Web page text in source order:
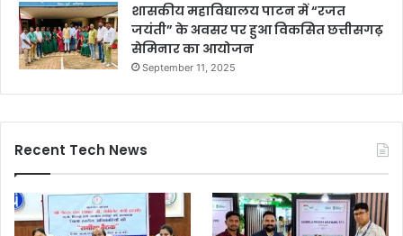
शासकीय महाविद्यालय पाटन में “रजत
जयंती” के अवसर पर हुआ विकसित छत्तीसगढ़
सेमिनार का आयोजन
September 11, 2025
Recent Tech News